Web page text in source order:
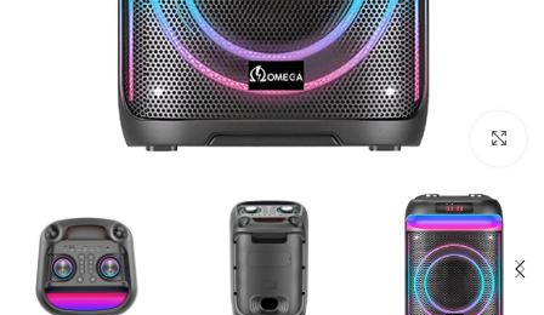
بزرگنمایی تصویر